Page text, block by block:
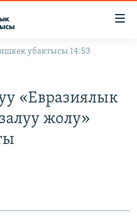
убактысы 14:53
«Евразиялык
жолу»